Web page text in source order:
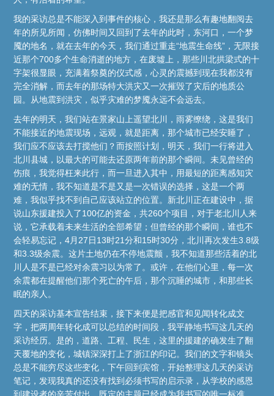
我的采访总是不能深入到事件的核心，我还是那么有趣地翻阅去
年的所见所闻，仿佛时间又回到了去年的此时，东河口，一个梦
魇的地名，就在去年的今天，我们通过重走“地震生命线”，无限接
近那个700多个生命消逝的地方，在废墟上，那些川北拱梁式的十
字架很显眼，充满着祭奠的仪式感，心灵的震撼到现在我都没有
完全消解，而去年的那场特大洪灾又一次摧毁了灾后的地质公
园。从地震到洪灾，似乎灾难的梦魇永远不会远去。
去年的明天，我们站在景家山上遥望北川，雨雾缭绕，这是我们
不能接近的地震现场，远观，就是距离，那个城市已经安睡了，
我们应不应该去打搅他们？而按照计划，明天，我们一行将进入
北川县城，以最大的可能去还原两年前的那个瞬间。未见曾经的
伤痕，我觉得枉来此行，而一旦进入其中，用最短的距离感知灾
难的无情，我不知道是不是又是一次错误的选择，这是一个两
难，我似乎找不到自己应该站立的位置。新北川正在建设中，据
说山东援建投入了100亿的资金，共260个项目，对于老北川人来
说，它承载着未来生活的全部希望；但曾经的那个瞬间，谁也不
会轻易忘记，4月27日13时21分和15时30分，北川再次发生3.8级
和3.3级余震。这片土地仍在不停地震颤，我不知道那些活着的北
川人是不是已经对余震习以为常了。或许，在他们心里，每一次
余震都在提醒他们那个死亡的午后，那个沉睡的城市，和那些长
眠的亲人。
四天的采访基本宣告结束，接下来便是把感官和见闻转化成文
字，把两周年转化成可以总结的时间段，我平静地书写这几天的
采访经历。是的，道路、工程、民生，这里的援建的确发生了翻
天覆地的变化，城镇深深打上了浙江的印记。我们的文字和镜头
总是不能穷尽这些变化，下午回到宾馆，开始整理这几天的采访
笔记，发现我真的还没有找到必须书写的启示录，从学校的感恩